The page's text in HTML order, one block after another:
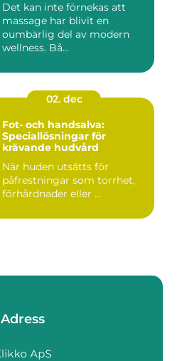
Det kan inte förnekas att
massage har blivit en
oumbärlig del av modern
wellness. Bå...
02. dec
Fot- och handsalva:
Speciallösningar för
krävande hudvård
När huden utsätts för
påfrestningar som torrhet,
förhårdnader eller ...
Adress